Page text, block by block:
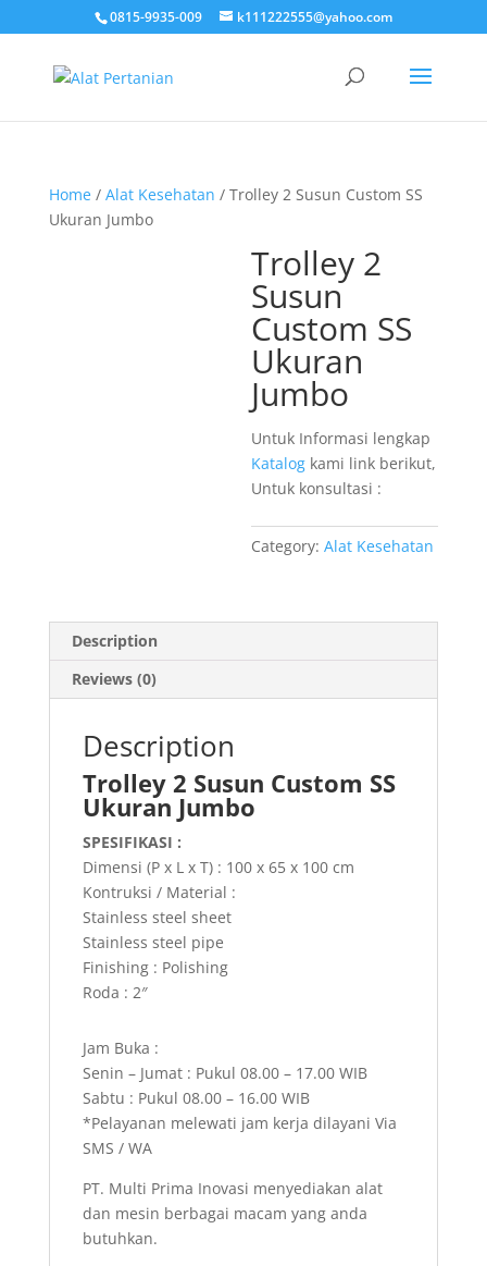
0815-9935-009 k111222555@yahoo.com
Home/ Alat Kesehatan / Trolley 2 Susun Custom SS
Ukuran Jumbo
Trolley 2
Susun
Custom SS
Ukuran
Jumbo
Untuk Informasi lengkap
Katalog kami link berikut,
Untuk konsultasi :
Category:Alat Kesehatan
Description
Reviews (0)
Description
Trolley 2 Susun Custom SS
Ukuran Jumbo
SPESIFIKASI :
Dimensi (P x L x T) : 100 x 65 x 100 cm
Kontruksi / Material :
Stainless steel sheet
Stainless steel pipe
Finishing : Polishing
Roda : 2″
Jam Buka :
Senin – Jumat : Pukul 08.00 – 17.00 WIB
Sabtu : Pukul 08.00 – 16.00 WIB
*Pelayanan melewati jam kerja dilayani Via
SMS / WA
PT. Multi Prima Inovasi menyediakan alat
dan mesin berbagai macam yang anda
butuhkan.